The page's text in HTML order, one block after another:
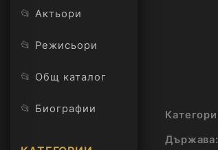
📂 Актьори
📂 Режисьори
📂 Общ каталог
📂 Биографии
Държава: